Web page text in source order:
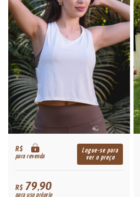
R$
para revenda
Logue-se para
ver o preço
R$79,90
para uso próprio